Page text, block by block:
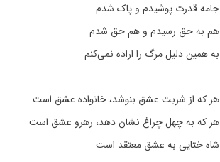
جامه قدرت پوشیدم و پاک شدم
هم به حق رسیدم و هم حق شدم
به همین دلیل مرگ را اراده نمی‌کنم
هر که از شربت عشق بنوشد، خانواده عشق است
هر که به چهل چراغ نشان دهد، رهرو عشق است
شاه ختایی به عشق معتقد است